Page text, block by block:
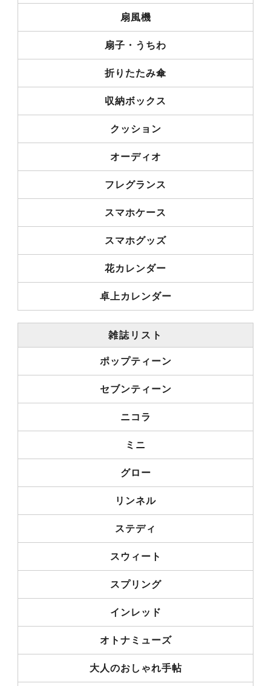
扇風機
扇子・うちわ
折りたたみ傘
収納ボックス
クッション
オーディオ
フレグランス
スマホケース
スマホグッズ
花カレンダー
卓上カレンダー
雑誌リスト
ポップティーン
セブンティーン
ニコラ
ミニ
グロー
リンネル
ステディ
スウィート
スプリング
インレッド
オトナミューズ
大人のおしゃれ手帖